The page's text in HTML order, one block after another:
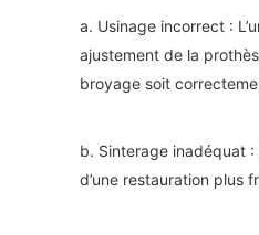
a. Usinage incorrect :
ajustement de la
broyage soit
b. Sinterage inadéquat
d’une restauration plus